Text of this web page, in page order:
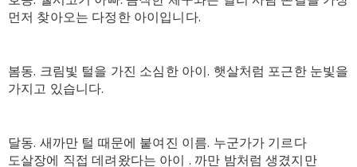
먼저 찾아오는 다정한 아이입니다.
봄동. 크림빛 털을 가진 소심한 아이. 햇살처럼 포근한 눈빛을
가지고 있습니다.
달동. 새까만 털 때문에 붙여진 이름. 누군가가 기르다
도살장에 직접 데려왔다는 아이 . 까만 밤처럼 생겼지만